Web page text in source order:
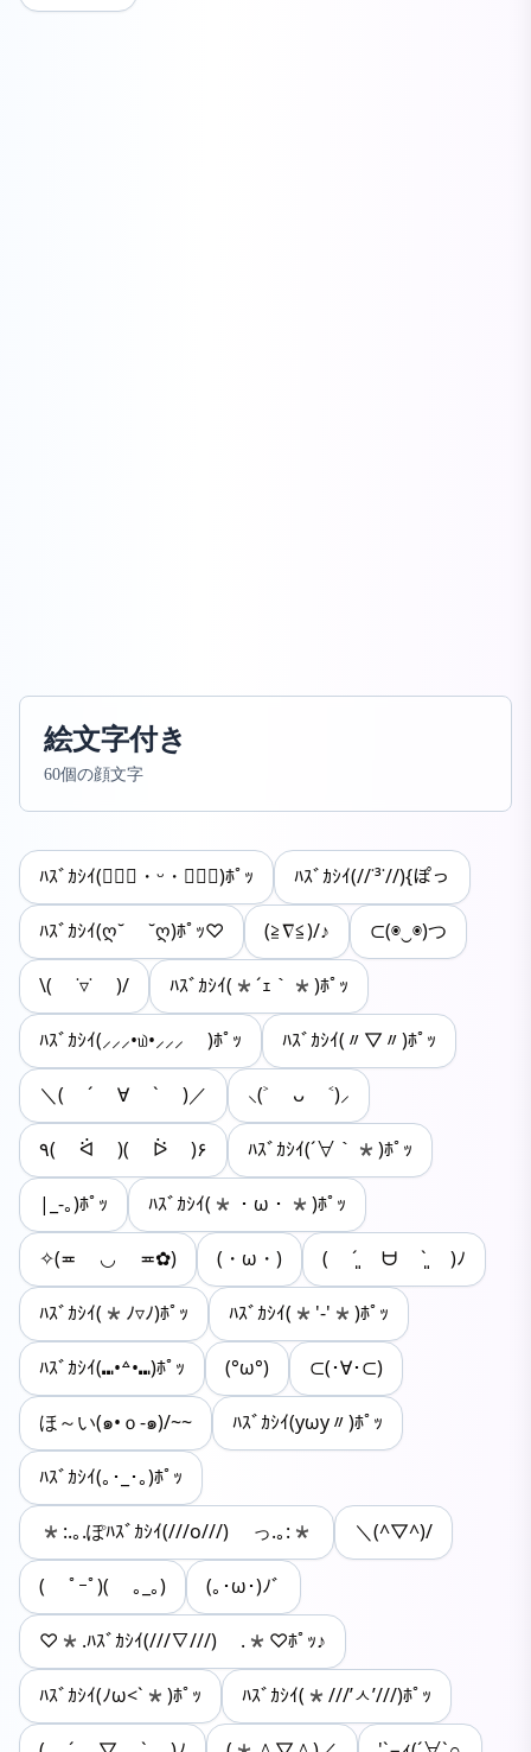
絵文字付き
60個の顔文字
ﾊｽﾞｶｼｲ(๑⃙⃘・ᵕ・๑⃙⃘)ﾎﾟｯ ﾊｽﾞｶｼｲ(//˙³˙//){ぽっ
ﾊｽﾞｶｼｲ(ღ˘ ˘ღ)ﾎﾟｯ♡ (≧∇≦)/♪ ⊂(◉‿◉)つ
\( ˙▿˙ )/ ﾊｽﾞｶｼｲ(*´ｪ｀*)ﾎﾟｯ
ﾊｽﾞｶｼｲ(⸝⸝⸝•௰•⸝⸝⸝ )ﾎﾟｯ ﾊｽﾞｶｼｲ(〃▽〃)ﾎﾟｯ
＼( ´ ∀ ` )／ ⸜(˃ ᴗ ˂)⸝
٩( ᐛ )( ᐖ )۶ ﾊｽﾞｶｼｲ(´∀｀*)ﾎﾟｯ
|_-｡)ﾎﾟｯ ﾊｽﾞｶｼｲ(*・ω・*)ﾎﾟｯ
✧(≖ ◡ ≖✿) (・ω・) ( ´͈ ᗨ `͈ )ﾉ
ﾊｽﾞｶｼｲ(*ﾉ▿ﾉ)ﾎﾟｯ ﾊｽﾞｶｼｲ(*'-'*)ﾎﾟｯ
ﾊｽﾞｶｼｲ(⑉•꒫•⑉)ﾎﾟｯ (°ω°) ⊂(･∀･⊂)
ほ～い(๑•ｏ-๑)/~~ ﾊｽﾞｶｼｲ(yωy〃)ﾎﾟｯ
ﾊｽﾞｶｼｲ(｡･_･｡)ﾎﾟｯ
*:.｡.ぽﾊｽﾞｶｼｲ(///o///) っ.｡:* ＼(^▽^)/
( ﾟｰﾟ)( ｡_｡) (｡･ω･)ﾉﾞ
♡*.ﾊｽﾞｶｼｲ(///∇///) .*♡ﾎﾟｯ♪
ﾊｽﾞｶｼｲ(ﾉω<`*)ﾎﾟｯ ﾊｽﾞｶｼｲ(*///’ㅅ’///)ﾎﾟｯ